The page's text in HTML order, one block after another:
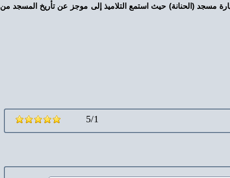
مسجد (الحنانة) حيث استمع التلاميذ إلى موجز عن تأريخ المسجد من
5/1